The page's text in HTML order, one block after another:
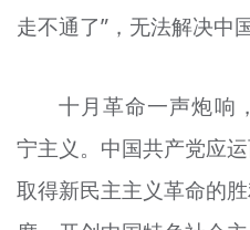
走不通了”，无法解决中
十月革命一声炮响
宁主义。中国共产党应
取得新民主主义革命的